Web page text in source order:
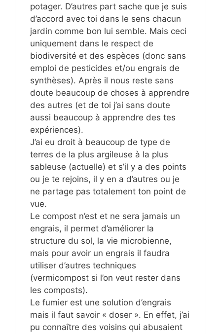
potager. D’autres part sache que je suis
d’accord avec toi dans le sens chacun
jardin comme bon lui semble. Mais ceci
uniquement dans le respect de
biodiversité et des espèces (donc sans
emploi de pesticides et/ou engrais de
synthèses). Après il nous reste sans
doute beaucoup de choses à apprendre
des autres (et de toi j’ai sans doute
aussi beaucoup à apprendre des tes
expériences).
J’ai eu droit à beaucoup de type de
terres de la plus argileuse à la plus
sableuse (actuelle) et s’il y a des points
ou je te rejoins, il y en a d’autres ou je
ne partage pas totalement ton point de
vue.
Le compost n’est et ne sera jamais un
engrais, il permet d’améliorer la
structure du sol, la vie microbienne,
mais pour avoir un engrais il faudra
utiliser d’autres techniques
(vermicompost si l’on veut rester dans
les composts).
Le fumier est une solution d’engrais
mais il faut savoir « doser ». En effet, j’ai
pu connaître des voisins qui abusaient